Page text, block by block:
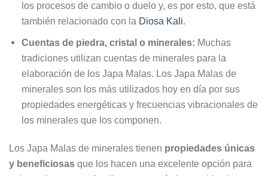
los procesos de cambio o duelo y, es por esto, que está
también relacionado con la Diosa Kali.
Cuentas de piedra, cristal o minerales: Muchas
tradiciones utilizan cuentas de minerales para la
elaboración de los Japa Malas. Los Japa Malas de
minerales son los más utilizados hoy en día por sus
propiedades energéticas y frecuencias vibracionales de
los minerales que los componen.
Los Japa Malas de minerales tienen propiedades únicas
y beneficiosas que los hacen una excelente opción para